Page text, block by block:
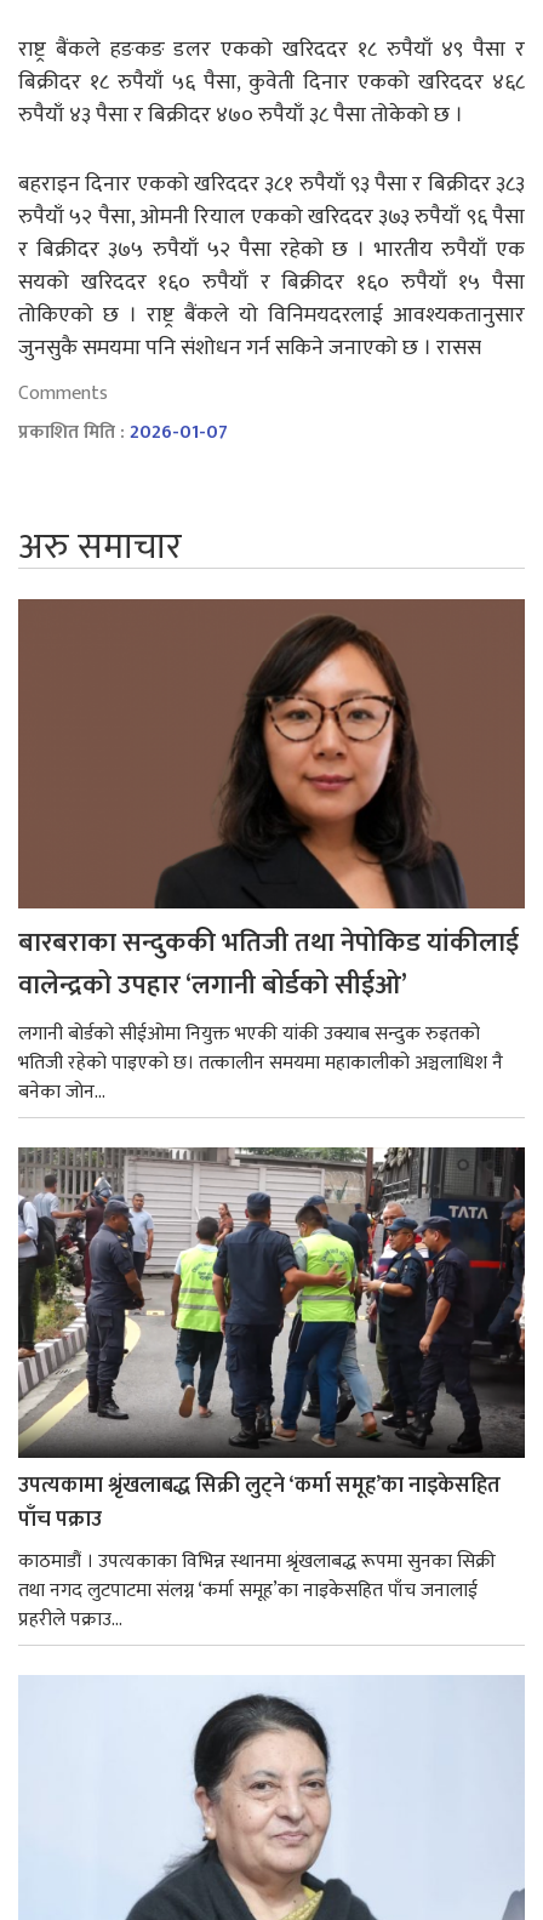
राष्ट्र बैंकले हङकङ डलर एकको खरिददर १८ रुपैयाँ ४९ पैसा र
बिक्रीदर १८ रुपैयाँ ५६ पैसा, कुवेती दिनार एकको खरिददर ४६८
रुपैयाँ ४३ पैसा र बिक्रीदर ४७० रुपैयाँ ३८ पैसा तोकेको छ ।
बहराइन दिनार एकको खरिददर ३८१ रुपैयाँ ९३ पैसा र बिक्रीदर ३८३
रुपैयाँ ५२ पैसा, ओमनी रियाल एकको खरिददर ३७३ रुपैयाँ ९६ पैसा
र बिक्रीदर ३७५ रुपैयाँ ५२ पैसा रहेको छ । भारतीय रुपैयाँ एक
सयको खरिददर १६० रुपैयाँ र बिक्रीदर १६० रुपैयाँ १५ पैसा
तोकिएको छ । राष्ट्र बैंकले यो विनिमयदरलाई आवश्यकतानुसार
जुनसुकै समयमा पनि संशोधन गर्न सकिने जनाएको छ । रासस
Comments
प्रकाशित मिति :2026-01-07
अरु समाचार
बारबराका सन्दुककी भतिजी तथा नेपोकिड यांकीलाई
वालेन्द्रको उपहार ‘लगानी बोर्डको सीईओ’
लगानी बोर्डको सीईओमा नियुक्त भएकी यांकी उक्याब सन्दुक रुइतको
भतिजी रहेको पाइएको छ। तत्कालीन समयमा महाकालीको अञ्चलाधिश नै
बनेका जोन...
उपत्यकामा श्रृंखलाबद्ध सिक्री लुट्ने ‘कर्मा समूह’का नाइकेसहित
पाँच पक्राउ
काठमाडौं । उपत्यकाका विभिन्न स्थानमा श्रृंखलाबद्ध रूपमा सुनका सिक्री
तथा नगद लुटपाटमा संलग्न ‘कर्मा समूह’का नाइकेसहित पाँच जनालाई
प्रहरीले पक्राउ...